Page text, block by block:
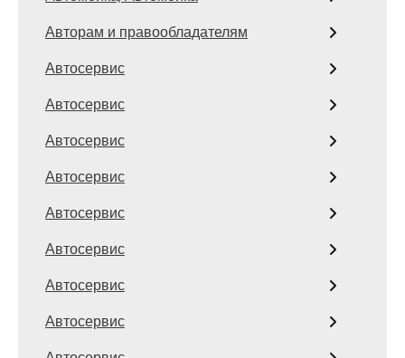
Авторам и правообладателям
Автосервис
Автосервис
Автосервис
Автосервис
Автосервис
Автосервис
Автосервис
Автосервис